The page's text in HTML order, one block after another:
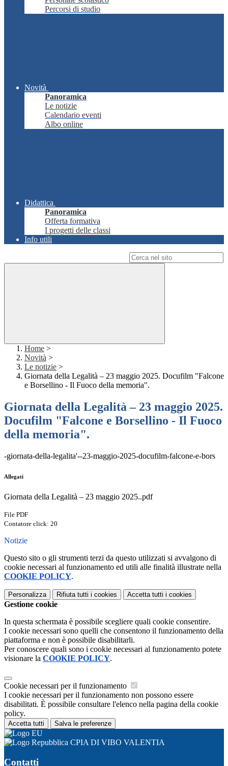
Percorsi di studio
Novità
Panoramica
Le notizie
Calendario eventi
Albo online
Didattica
Panoramica
Offerta formativa
I progetti delle classi
Info utili
Home >
Novità >
Le notizie >
Giornata della Legalità – 23 maggio 2025. Docufilm "Falcone
e Borsellino - Il Fuoco della memoria".
Giornata della Legalità – 23 maggio 2025.
Docufilm "Falcone e Borsellino - Il Fuoco
della memoria".
-giornata-della-legalita'--23-maggio-2025-docufilm-falcone-e-bors
Allegati
Giornata della Legalità – 23 maggio 2025..pdf
File PDF
Contatore click: 20
Notizie
Questo sito o gli strumenti terzi da questo utilizzati si avvalgono di
cookie necessari al funzionamento ed utili alle finalità illustrate nella
COOKIE POLICY.
Personalizza Rifiuta tutti i cookies Accetta tutti i cookies
Gestione cookie
In questa schermata è possibile scegliere quali cookie consentire.
I cookie necessari sono quelli che consentono il funzionamento della
piattaforma e non è possibile disabilitarli.
Per conoscere quali sono i cookie necessari al funzionamento potete
visionare la COOKIE POLICY.
Cookie necessari per il funzionamento
I cookie necessari per il funzionamento non possono essere
disabilitati. È possibile consultare l'elenco nella pagina della cookie
policy.
Accetta tutti Salva le preferenze
CPIA DI VIBO VALENTIA
Contatti